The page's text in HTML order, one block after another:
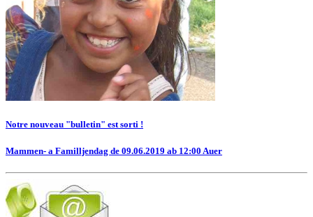
Notre nouveau "bulletin" est sorti !
Mammen- a Familljendag de 09.06.2019 ab 12:00 Auer